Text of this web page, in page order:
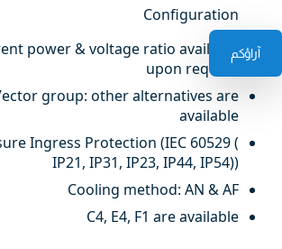
آراؤكم
Configuration
power & voltage ratio available
upon request
group: other alternatives are
available
Ingress Protection (IEC 60529 (
IP21, IP31, IP23, IP44, IP54))
Cooling method: AN & AF
C4, E4, F1 are available